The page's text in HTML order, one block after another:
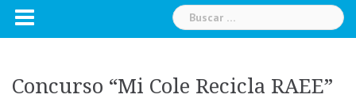
Buscar:
Concurso “Mi Cole Recicla RAEE”